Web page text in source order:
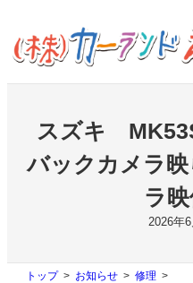
を
ス
キ
スズキ
バックカメラ
ラ
2026年6
トップ お知らせ
修理